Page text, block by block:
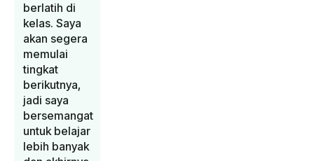
berlatih di
kelas. Saya
akan segera
memulai
tingkat
berikutnya,
jadi saya
bersemangat
untuk belajar
lebih banyak